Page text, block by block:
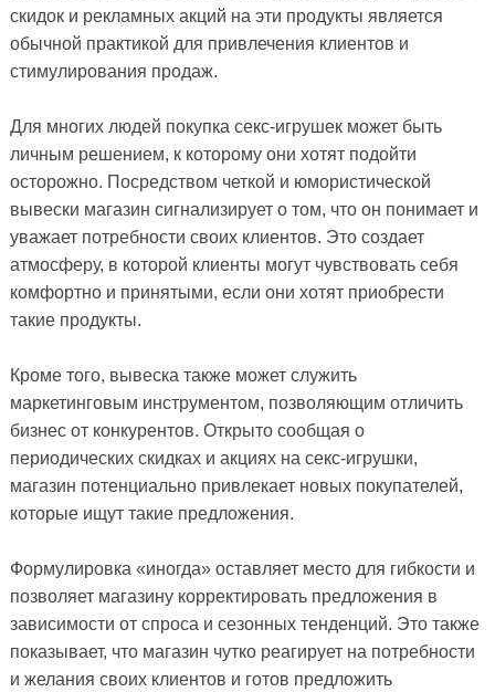
скидок и рекламных акций на эти продукты является
обычной практикой для привлечения клиентов и
стимулирования продаж.
Для многих людей покупка секс-игрушек может быть
личным решением, к которому они хотят подойти
осторожно. Посредством четкой и юмористической
вывески магазин сигнализирует о том, что он понимает и
уважает потребности своих клиентов. Это создает
атмосферу, в которой клиенты могут чувствовать себя
комфортно и принятыми, если они хотят приобрести
такие продукты.
Кроме того, вывеска также может служить
маркетинговым инструментом, позволяющим отличить
бизнес от конкурентов. Открыто сообщая о
периодических скидках и акциях на секс-игрушки,
магазин потенциально привлекает новых покупателей,
которые ищут такие предложения.
Формулировка «иногда» оставляет место для гибкости и
позволяет магазину корректировать предложения в
зависимости от спроса и сезонных тенденций. Это также
показывает, что магазин чутко реагирует на потребности
и желания своих клиентов и готов предложить